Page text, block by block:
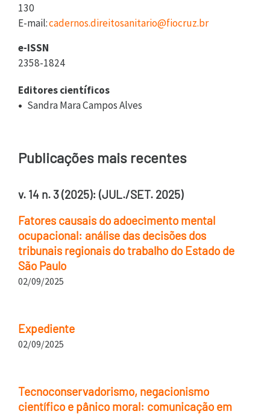
130
E-mail:cadernos.direitosanitario@fiocruz.br
e-ISSN
2358-1824
Editores científicos
Sandra Mara Campos Alves
Publicações mais recentes
v. 14 n. 3 (2025): (JUL./SET. 2025)
Fatores causais do adoecimento mental
ocupacional: análise das decisões dos
tribunais regionais do trabalho do Estado de
São Paulo
02/09/2025
Expediente
02/09/2025
Tecnoconservadorismo, negacionismo
científico e pânico moral: comunicação em